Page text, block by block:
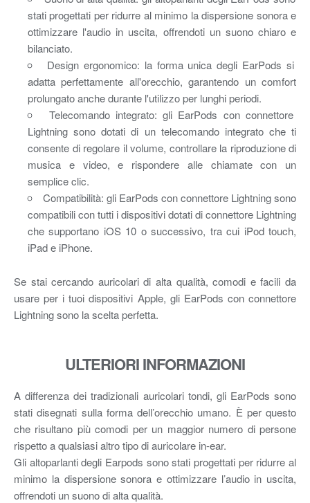
stati progettati per ridurre al minimo la dispersione sonora e
ottimizzare l'audio in uscita, offrendoti un suono chiaro e
bilanciato.
Design ergonomico: la forma unica degli EarPods si
adatta perfettamente all'orecchio, garantendo un comfort
prolungato anche durante l'utilizzo per lunghi periodi.
Telecomando integrato: gli EarPods con connettore
Lightning sono dotati di un telecomando integrato che ti
consente di regolare il volume, controllare la riproduzione di
musica e video, e rispondere alle chiamate con un
semplice clic.
Compatibilità: gli EarPods con connettore Lightning sono
compatibili con tutti i dispositivi dotati di connettore Lightning
che supportano iOS 10 o successivo, tra cui iPod touch,
iPad e iPhone.
Se stai cercando auricolari di alta qualità, comodi e facili da
usare per i tuoi dispositivi Apple, gli EarPods con connettore
Lightning sono la scelta perfetta.
ULTERIORI INFORMAZIONI
A differenza dei tradizionali auricolari tondi, gli EarPods sono
stati disegnati sulla forma dell’orecchio umano. È per questo
che risultano più comodi per un maggior numero di persone
rispetto a qualsiasi altro tipo di auricolare in-ear.
Gli altoparlanti degli Earpods sono stati progettati per ridurre al
minimo la dispersione sonora e ottimizzare l’audio in uscita,
offrendoti un suono di alta qualità.